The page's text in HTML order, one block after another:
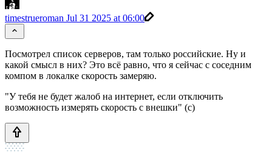
timestrueroman Jul 31 2025 at 06:00
Посмотрел список серверов, там только российские. Ну и
какой смысл в них? Это всё равно, что я сейчас с соседним
компом в локалке скорость замеряю.
"У тебя не будет жалоб на интернет, если отключить
возможность измерять скорость с внешки" (с)